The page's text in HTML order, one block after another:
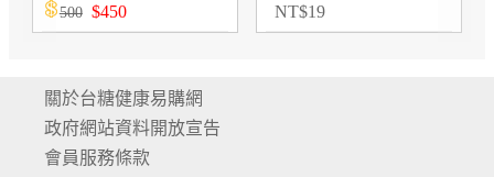
NT$ 420 NT$11,880
關於台糖健康易購網
政府網站資料開放宣告
會員服務條款